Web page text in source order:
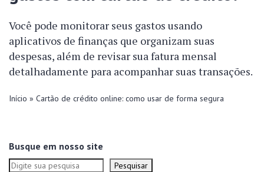
Você pode monitorar seus gastos usando
aplicativos de finanças que organizam suas
despesas, além de revisar sua fatura mensal
detalhadamente para acompanhar suas transações.
Início » Cartão de crédito online: como usar de forma segura
Busque em nosso site
Pesquisar